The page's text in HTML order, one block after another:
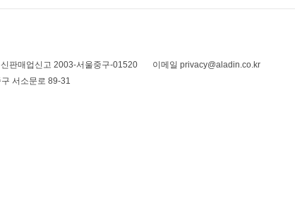
판매업신고 2003-서울중구-01520
이메일 privacy@aladin.co.kr
서소문로 89-31